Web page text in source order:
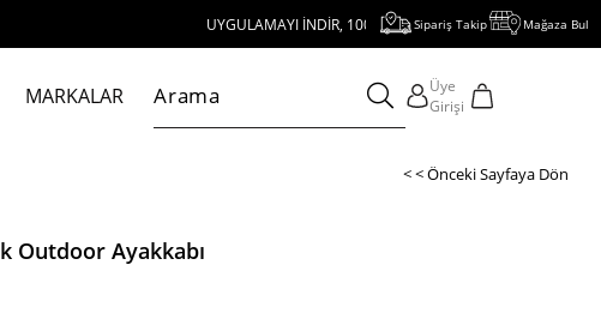
UYGULAMAYI İNDİR, 1000 TL VE ÜZERİ ALIŞVERİŞE 250 TL İNDİRİM
Sipariş Takip Mağaza Bul
MARKALAR
Üye
Girişi
< < Önceki Sayfaya Dön
Outdoor Ayakkabı